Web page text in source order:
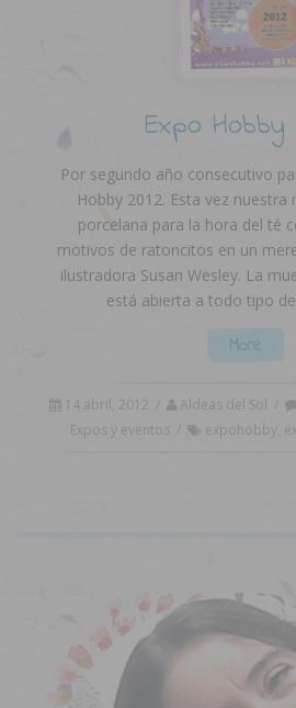
Expo Hobby
Por segundo año consecutivo
Hobby 2012. Esta vez nuestra
porcelana para la hora del té
motivos de ratoncitos en un
ilustradora Susan Wesley. La
está abierta a todo tipo
More
14 abril, 2012 / Aldeas del Sol /
Expos y eventos / expohobby,
Acerca de...